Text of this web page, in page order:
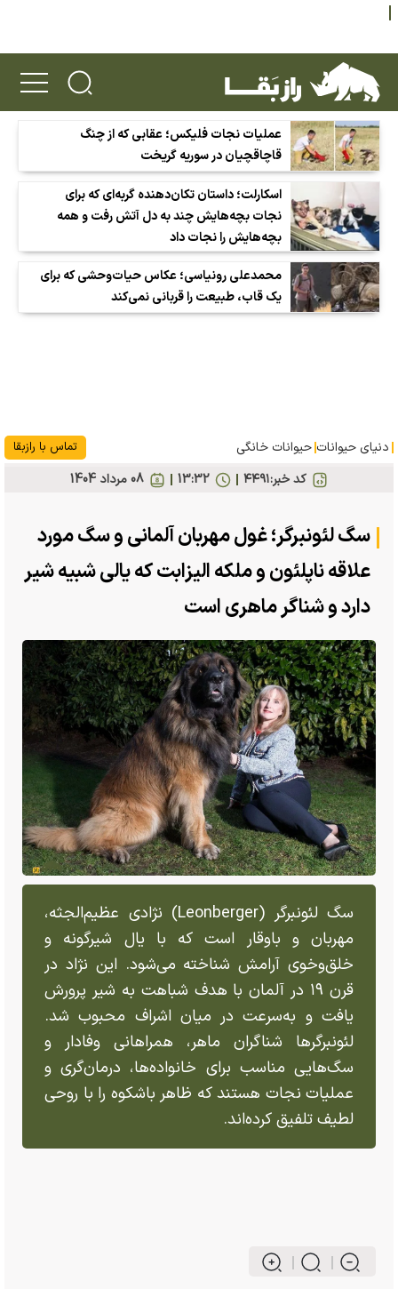
عملیات نجات فلیکس؛ عقابی که از چنگ
قاچاقچیان در سوریه گریخت
اسکارلت؛ داستان تکان‌دهنده گربه‌ای که برای
نجات بچه‌هایش چند به دل آتش رفت و همه
بچه‌هایش را نجات داد
محمدعلی رونیاسی؛ عکاس حیات‌وحشی که برای
یک قاب، طبیعت را قربانی نمی‌کند
دنیای حیوانات حیوانات خانگی تماس با رازبقا
کد خبر:۴۴۹۱ 08 مرداد 1404 13:32
سگ لئونبرگر؛ غول مهربان آلمانی و سگ مورد
علاقه ناپلئون و ملکه الیزابت که یالی شبیه شیر
دارد و شناگر ماهری است
سگ لئونبرگر (Leonberger) نژادی عظیم‌الجثه،
مهربان و باوقار است که با یال شیرگونه و
خلق‌وخوی آرامش شناخته می‌شود. این نژاد در
قرن ۱۹ در آلمان با هدف شباهت به شیر پرورش
یافت و به‌سرعت در میان اشراف محبوب شد.
لئونبرگر‌ها شناگران ماهر، همراهانی وفادار و
سگ‌هایی مناسب برای خانواده‌ها، درمان‌گری و
عملیات نجات هستند که ظاهر باشکوه را با روحی
لطیف تلفیق کرده‌اند.